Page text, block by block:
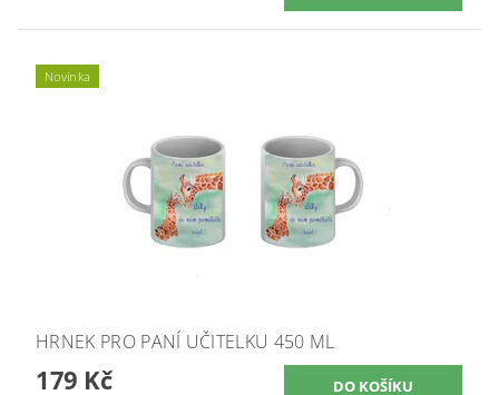
Novinka
HRNEK PRO PANÍ UČITELKU 450 ML
179 Kč